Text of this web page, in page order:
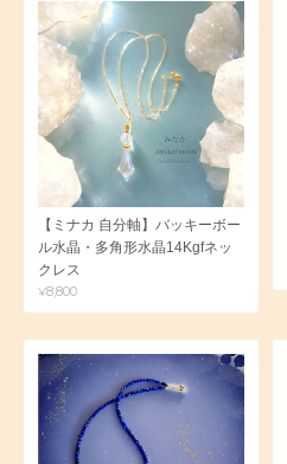
【ミナカ 自分軸】バッキーボー
ル水晶・多角形水晶14Kgfネッ
クレス
¥8,800